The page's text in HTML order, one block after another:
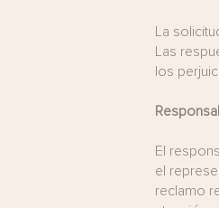
La
Las
los
El
el
reclamo